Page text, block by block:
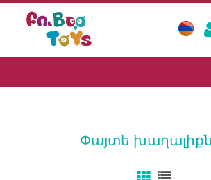
Փայտե